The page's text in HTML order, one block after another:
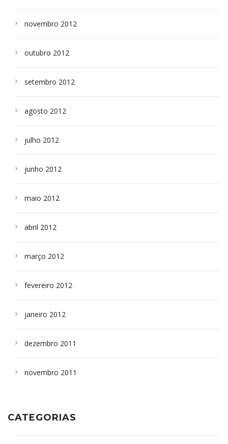
novembro 2012
outubro 2012
setembro 2012
agosto 2012
julho 2012
junho 2012
maio 2012
abril 2012
março 2012
fevereiro 2012
janeiro 2012
dezembro 2011
novembro 2011
CATEGORIAS